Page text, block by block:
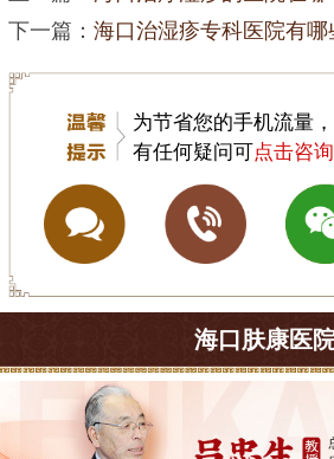
下一篇： 海口治湿疹专科医院有哪
为节省您的手机流量
有任何疑问可点击咨询
海口肤康医